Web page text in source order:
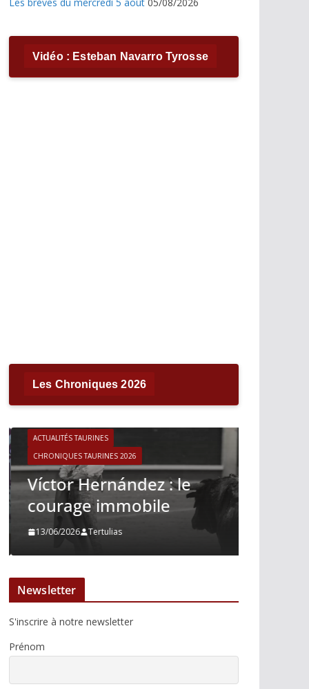
Vidéo : Esteban Navarro Tyrosse
Les Chroniques 2026
ACTUALITÉS TAURINES
CHRONIQUES TAURINES 2026
Víctor Hernández : le
courage immobile
13/06/2026 Tertulias
Newsletter
S'inscrire à notre newsletter
Prénom